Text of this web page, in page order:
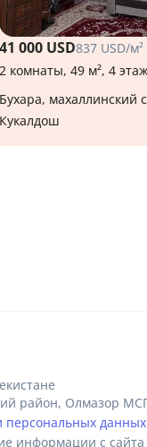
41 000 USD837 USD/м²
2 комнаты, 49 м², 4
Бухара, махаллинский сход граждан
Кукалдош
район, Олмазор
персональных данных
информации с